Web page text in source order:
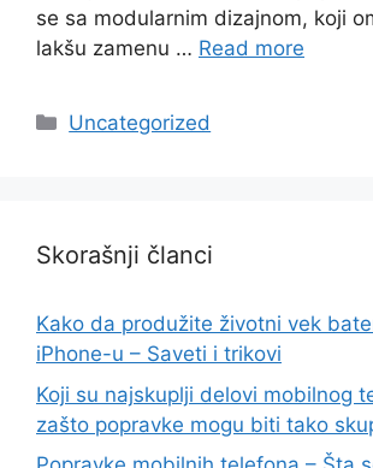
se sa modularnim dizajnom, koji
lakšu zamenu … Read more
Categories
Uncategorized
Skorašnji članci
Kako da produžite životni vek
iPhone-u – Saveti i trikovi
Koji su najskuplji delovi mobilnog
zašto popravke mogu biti tako